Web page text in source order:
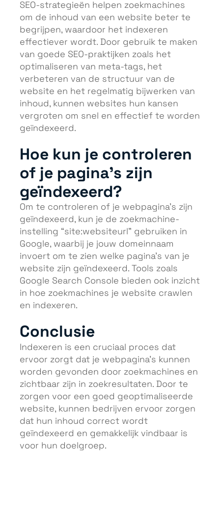
SEO-strategieën helpen zoekmachines
om de inhoud van een website beter te
begrijpen, waardoor het indexeren
effectiever wordt. Door gebruik te maken
van goede SEO-praktijken zoals het
optimaliseren van meta-tags, het
verbeteren van de structuur van de
website en het regelmatig bijwerken van
inhoud, kunnen websites hun kansen
vergroten om snel en effectief te worden
geïndexeerd.
Hoe kun je controleren
of je pagina’s zijn
geïndexeerd?
Om te controleren of je webpagina’s zijn
geïndexeerd, kun je de zoekmachine-
instelling “site:websiteurl” gebruiken in
Google, waarbij je jouw domeinnaam
invoert om te zien welke pagina’s van je
website zijn geïndexeerd. Tools zoals
Google Search Console bieden ook inzicht
in hoe zoekmachines je website crawlen
en indexeren.
Conclusie
Indexeren is een cruciaal proces dat
ervoor zorgt dat je webpagina’s kunnen
worden gevonden door zoekmachines en
zichtbaar zijn in zoekresultaten. Door te
zorgen voor een goed geoptimaliseerde
website, kunnen bedrijven ervoor zorgen
dat hun inhoud correct wordt
geïndexeerd en gemakkelijk vindbaar is
voor hun doelgroep.